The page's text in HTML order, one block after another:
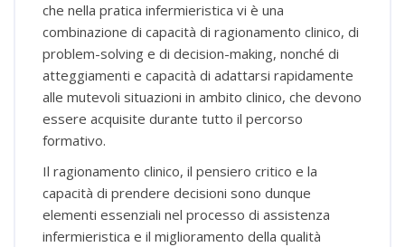
che nella pratica infermieristica vi è una
combinazione di capacità di ragionamento clinico, di
problem-solving e di decision-making, nonché di
atteggiamenti e capacità di adattarsi rapidamente
alle mutevoli situazioni in ambito clinico, che devono
essere acquisite durante tutto il percorso
formativo.
Il ragionamento clinico, il pensiero critico e la
capacità di prendere decisioni sono dunque
elementi essenziali nel processo di assistenza
infermieristica e il miglioramento della qualità